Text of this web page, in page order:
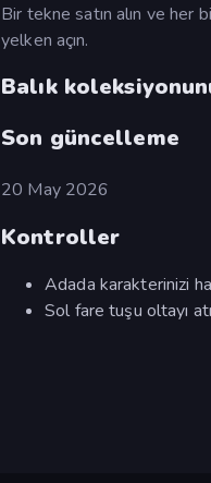
Bir tekne satın alın ve her
yelken açın.
Balık
Son güncelleme
20 May 2026
Kontroller
Adada karakterinizi
Sol fare tuşu oltayı